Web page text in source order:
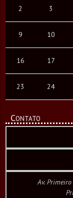
2 3
9 10
16 17
23 24
Contato
Av.